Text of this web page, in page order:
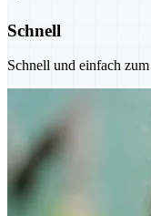
Schnell
Schnell und einfach